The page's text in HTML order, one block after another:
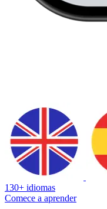
130+ idiomas
Comece a aprender